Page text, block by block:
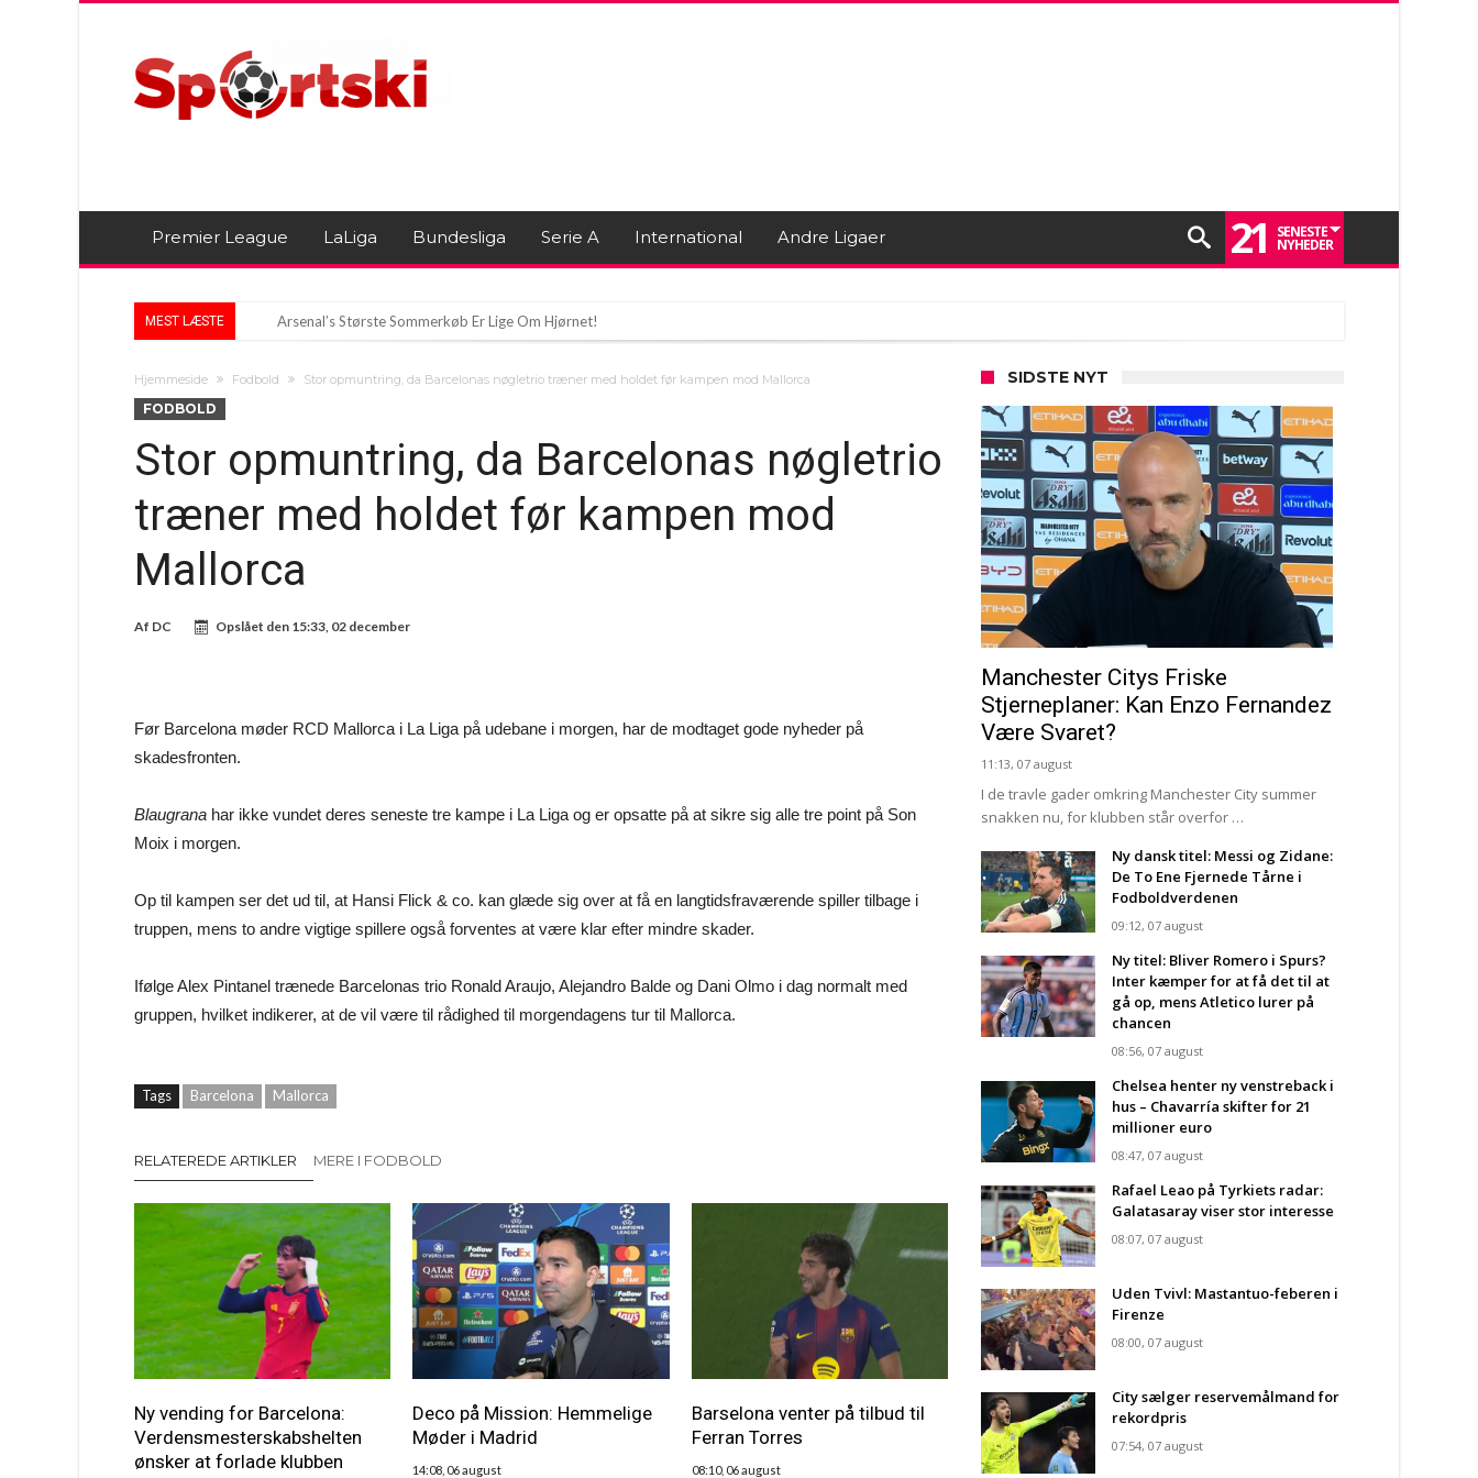
Premier League LaLiga Bundesliga Serie A International Andre Ligaer 21 SENESTE
NYHEDER
MEST LÆSTE Arsenal’s Største Sommerkøb Er Lige Om Hjørnet!
Hjemmeside Fodbold Stor opmuntring, da Barcelonas nøgletrio træner med holdet før kampen mod Mallorca
FODBOLD
Stor opmuntring, da Barcelonas nøgletrio
træner med holdet før kampen mod
Mallorca
Af DC Opslået den 15:33, 02 december
Før Barcelona møder RCD Mallorca i La Liga på udebane i morgen, har de modtaget gode nyheder på
skadesfronten.
Blaugrana har ikke vundet deres seneste tre kampe i La Liga og er opsatte på at sikre sig alle tre point på Son
Moix i morgen.
Op til kampen ser det ud til, at Hansi Flick & co. kan glæde sig over at få en langtidsfraværende spiller tilbage i
truppen, mens to andre vigtige spillere også forventes at være klar efter mindre skader.
Ifølge Alex Pintanel trænede Barcelonas trio Ronald Araujo, Alejandro Balde og Dani Olmo i dag normalt med
gruppen, hvilket indikerer, at de vil være til rådighed til morgendagens tur til Mallorca.
Tags Barcelona Mallorca
RELATEREDE ARTIKLER MERE I FODBOLD
Ny vending for Barcelona:
Verdensmesterskabshelten
ønsker at forlade klubben
Deco på Mission: Hemmelige
Møder i Madrid
14:08, 06 august
Barselona venter på tilbud til
Ferran Torres
08:10, 06 august
SIDSTE NYT
Manchester Citys Friske
Stjerneplaner: Kan Enzo Fernandez
Være Svaret?
11:13, 07 august
I de travle gader omkring Manchester City summer
snakken nu, for klubben står overfor …
Ny dansk titel: Messi og Zidane:
De To Ene Fjernede Tårne i
Fodboldverdenen
09:12, 07 august
Ny titel: Bliver Romero i Spurs?
Inter kæmper for at få det til at
gå op, mens Atletico lurer på
chancen
08:56, 07 august
Chelsea henter ny venstreback i
hus – Chavarría skifter for 21
millioner euro
08:47, 07 august
Rafael Leao på Tyrkiets radar:
Galatasaray viser stor interesse
08:07, 07 august
Uden Tvivl: Mastantuo-feberen i
Firenze
08:00, 07 august
City sælger reservemålmand for
rekordpris
07:54, 07 august